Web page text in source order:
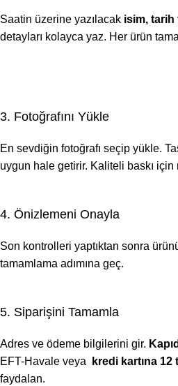
Saatin üzerine yazılacak isim, tarih
detayları kolayca yaz. Her ürün
3. Fotoğrafını Yükle
En sevdiğin fotoğrafı seçip yükle.
uygun hale getirir. Kaliteli baskı
4. Önizlemeni Onayla
Son kontrolleri yaptıktan sonra
tamamlama adımına geç.
5. Siparişini Tamamla
Adres ve ödeme bilgilerini gir.
EFT-Havale veya
kredi kartına 12
faydalan.